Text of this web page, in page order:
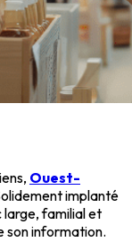
Ouest-
implanté
large, familial et
son information.